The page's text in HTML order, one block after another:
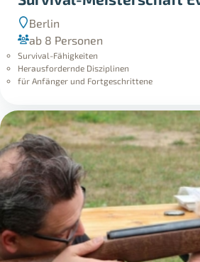
Berlin
ab 8 Personen
Survival-Fähigkeiten
Herausfordernde Disziplinen
für Anfänger und Fortgeschrittene